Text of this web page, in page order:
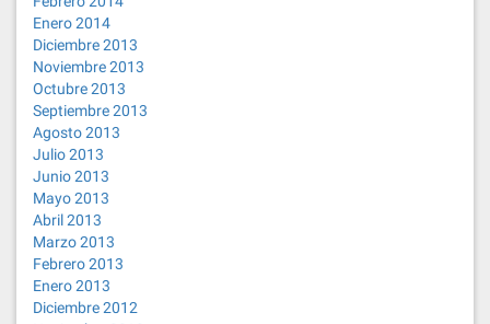
Enero 2014
Diciembre 2013
Noviembre 2013
Octubre 2013
Septiembre 2013
Agosto 2013
Julio 2013
Junio 2013
Mayo 2013
Abril 2013
Marzo 2013
Febrero 2013
Enero 2013
Diciembre 2012